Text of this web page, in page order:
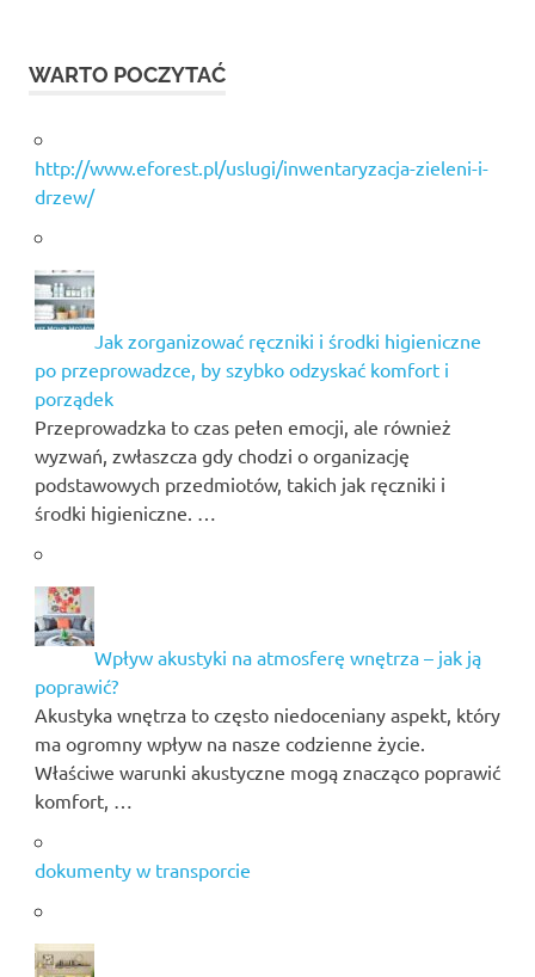
WARTO POCZYTAĆ
http://www.eforest.pl/uslugi/inwentaryzacja-zieleni-i-
drzew/
Jak zorganizować ręczniki i środki higieniczne
po przeprowadzce, by szybko odzyskać komfort i
porządek
Przeprowadzka to czas pełen emocji, ale również
wyzwań, zwłaszcza gdy chodzi o organizację
podstawowych przedmiotów, takich jak ręczniki i
środki higieniczne. …
Wpływ akustyki na atmosferę wnętrza – jak ją
poprawić?
Akustyka wnętrza to często niedoceniany aspekt, który
ma ogromny wpływ na nasze codzienne życie.
Właściwe warunki akustyczne mogą znacząco poprawić
komfort, …
dokumenty w transporcie